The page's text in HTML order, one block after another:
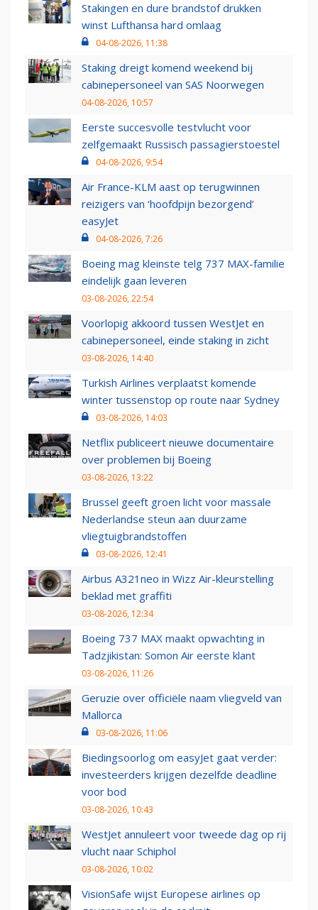
Stakingen en dure brandstof drukken
winst Lufthansa hard omlaag
04-08-2026, 11:38
Staking dreigt komend weekend bij
cabinepersoneel van SAS Noorwegen
04-08-2026, 10:57
Eerste succesvolle testvlucht voor
zelfgemaakt Russisch passagierstoestel
04-08-2026, 9:54
Air France-KLM aast op terugwinnen
reizigers van ‘hoofdpijn bezorgend’
easyJet
04-08-2026, 7:26
Boeing mag kleinste telg 737 MAX-familie
eindelijk gaan leveren
03-08-2026, 22:54
Voorlopig akkoord tussen WestJet en
cabinepersoneel, einde staking in zicht
03-08-2026, 14:40
Turkish Airlines verplaatst komende
winter tussenstop op route naar Sydney
03-08-2026, 14:03
Netflix publiceert nieuwe documentaire
over problemen bij Boeing
03-08-2026, 13:22
Brussel geeft groen licht voor massale
Nederlandse steun aan duurzame
vliegtuigbrandstoffen
03-08-2026, 12:41
Airbus A321neo in Wizz Air-kleurstelling
beklad met graffiti
03-08-2026, 12:34
Boeing 737 MAX maakt opwachting in
Tadzjikistan: Somon Air eerste klant
03-08-2026, 11:26
Geruzie over officiële naam vliegveld van
Mallorca
03-08-2026, 11:06
Biedingsoorlog om easyJet gaat verder:
investeerders krijgen dezelfde deadline
voor bod
03-08-2026, 10:43
WestJet annuleert voor tweede dag op rij
vlucht naar Schiphol
03-08-2026, 10:02
VisionSafe wijst Europese airlines op